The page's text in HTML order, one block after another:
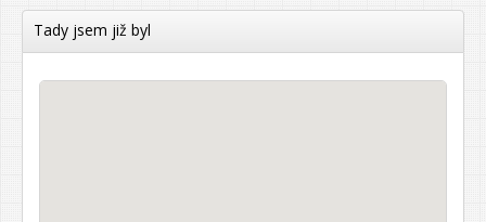
Tady jsem již byl